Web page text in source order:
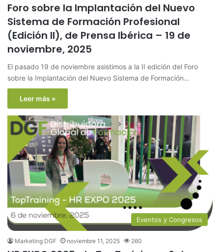
Foro sobre la Implantación del Nuevo
Sistema de Formación Profesional
(Edición II), de Prensa Ibérica – 19 de
noviembre, 2025
El pasado 19 de noviembre asistimos a la II edición del Foro
sobre la Implantación del Nuevo Sistema de Formación…
Leer más »
Eventos y Congresos
Marketing DGF noviembre 11, 2025 260